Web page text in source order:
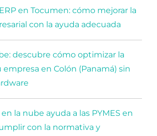
en Tocumen: cómo mejorar la
con la ayuda adecuada
descubre cómo optimizar la
en Colón (Panamá) sin
la nube ayuda a las PYMES en
con la normativa y